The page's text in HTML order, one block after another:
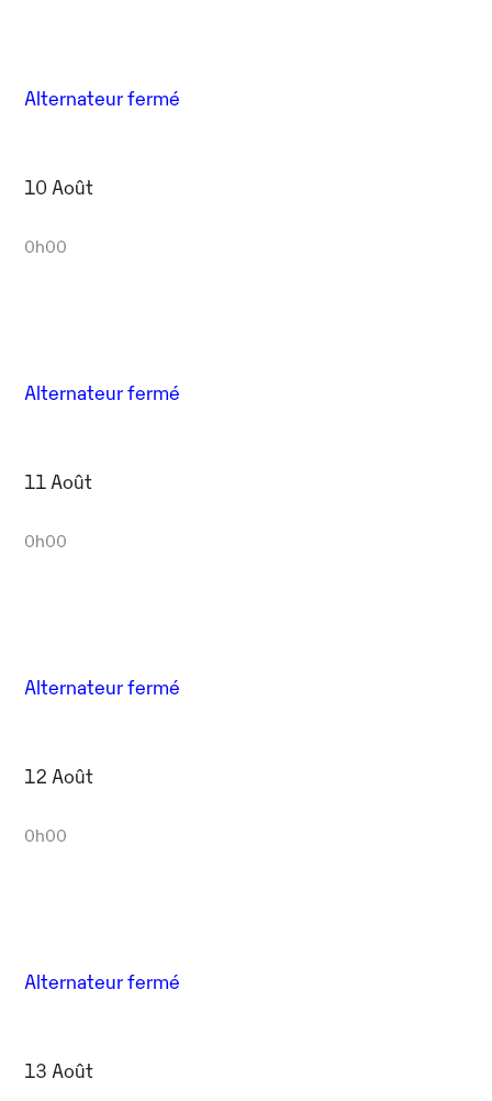
Alternateur fermé
10 Août
0h00
Alternateur fermé
11 Août
0h00
Alternateur fermé
12 Août
0h00
Alternateur fermé
13 Août